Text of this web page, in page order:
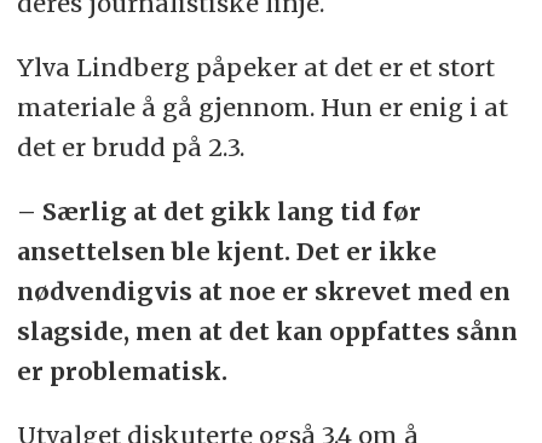
Ylva Lindberg påpeker at det er et stort
materiale å gå gjennom. Hun er enig i at
det er brudd på 2.3.
– Særlig at det gikk lang tid før
ansettelsen ble kjent. Det er ikke
nødvendigvis at noe er skrevet med en
slagside, men at det kan oppfattes sånn
er problematisk.
Utvalget diskuterte også 3.4 om å